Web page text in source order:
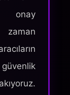
onay